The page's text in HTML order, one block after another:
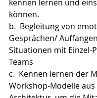
kennen lernen und
können.
b.  Begleitung von
Gesprächen/
Situationen mit Einzel-
Teams
c.  Kennen lernen der
Workshop-Modelle aus